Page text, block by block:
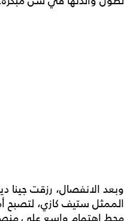
وبعد الانفصال، رزقت جينا
الممثل ستيف كازي، لتصبح